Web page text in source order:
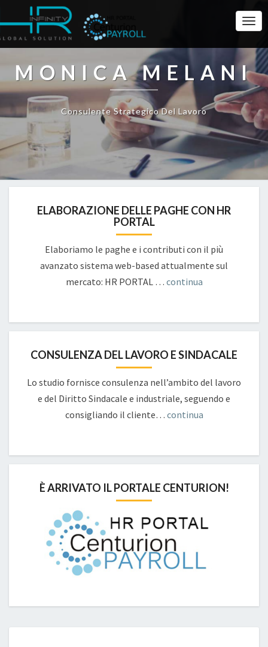
MONICA MELANI
Consulente Strategico Del Lavoro
ELABORAZIONE DELLE PAGHE CON HR
PORTAL
Elaboriamo le paghe e i contributi con il più
avanzato sistema web-based attualmente sul
mercato: HR PORTAL … continua
CONSULENZA DEL LAVORO E SINDACALE
Lo studio fornisce consulenza nell’ambito del lavoro
e del Diritto Sindacale e industriale, seguendo e
consigliando il cliente… continua
È ARRIVATO IL PORTALE CENTURION!